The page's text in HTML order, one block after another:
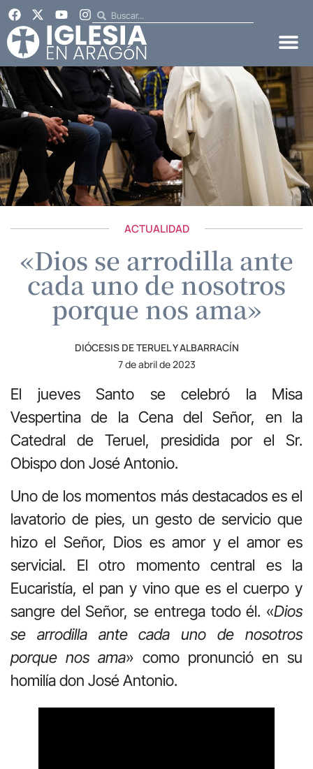
ACTUALIDAD
«Dios se arrodilla ante
cada uno de nosotros
porque nos ama»
DIÓCESIS DE TERUEL Y ALBARRACÍN
7 de abril de 2023
El jueves Santo se celebró la Misa
Vespertina de la Cena del Señor, en la
Catedral de Teruel, presidida por el Sr.
Obispo don José Antonio.
Uno de los momentos más destacados es el
lavatorio de pies, un gesto de servicio que
hizo el Señor, Dios es amor y el amor es
servicial. El otro momento central es la
Eucaristía, el pan y vino que es el cuerpo y
sangre del Señor, se entrega todo él. «Dios
se arrodilla ante cada uno de nosotros
porque nos ama» como pronunció en su
homilía don José Antonio.